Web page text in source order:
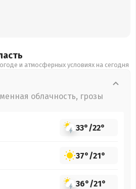
и атмосферных условиях на сегодня
облачность, грозы
33°/22°
37°/21°
36°/21°